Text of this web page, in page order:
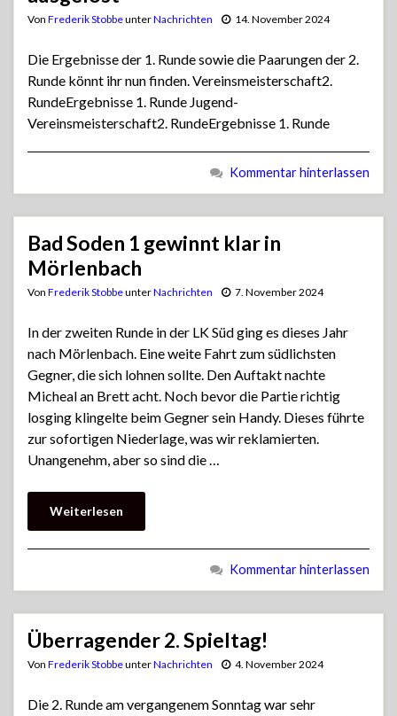
Von Frederik StobbeunterNachrichten 14. November 2024
Die Ergebnisse der 1. Runde sowie die Paarungen der 2.
Runde könnt ihr nun finden. Vereinsmeisterschaft2.
RundeErgebnisse 1. Runde Jugend-
Vereinsmeisterschaft2. RundeErgebnisse 1. Runde
Kommentar hinterlassen
Bad Soden 1 gewinnt klar in
Mörlenbach
Von Frederik StobbeunterNachrichten 7. November 2024
In der zweiten Runde in der LK Süd ging es dieses Jahr
nach Mörlenbach. Eine weite Fahrt zum südlichsten
Gegner, die sich lohnen sollte. Den Auftakt nachte
Micheal an Brett acht. Noch bevor die Partie richtig
losging klingelte beim Gegner sein Handy. Dieses führte
zur sofortigen Niederlage, was wir reklamierten.
Unangenehm, aber so sind die …
Weiterlesen
Kommentar hinterlassen
Überragender 2. Spieltag!
Von Frederik StobbeunterNachrichten 4. November 2024
Die 2. Runde am vergangenem Sonntag war sehr